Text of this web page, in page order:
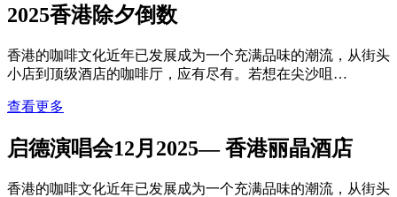
2025香港除夕倒数
香港的咖啡文化近年已发展成为一个充满品味的潮流，从街头
小店到顶级酒店的咖啡厅，应有尽有。若想在尖沙咀…
查看更多
启德演唱会12月2025— 香港丽晶酒店
香港的咖啡文化近年已发展成为一个充满品味的潮流，从街头